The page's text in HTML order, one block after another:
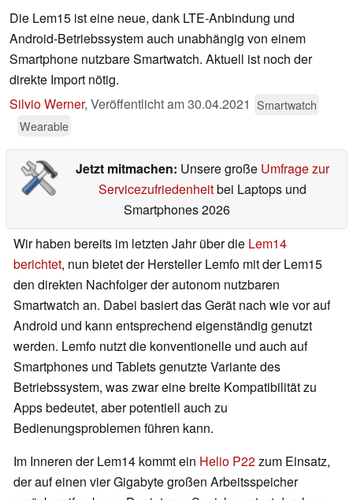
Die Lem15 ist eine neue, dank LTE-Anbindung und
Android-Betriebssystem auch unabhängig von einem
Smartphone nutzbare Smartwatch. Aktuell ist noch der
direkte Import nötig.
Silvio Werner, Veröffentlicht am30.04.2021 Smartwatch
Wearable
Jetzt mitmachen: Unsere große Umfrage zur
Servicezufriedenheitbei Laptops und
Smartphones 2026
Wir haben bereits im letzten Jahr über die Lem14
berichtet, nun bietet der Hersteller Lemfo mit der Lem15
den direkten Nachfolger der autonom nutzbaren
Smartwatch an. Dabei basiert das Gerät nach wie vor auf
Android und kann entsprechend eigenständig genutzt
werden. Lemfo nutzt die konventionelle und auch auf
Smartphones und Tablets genutzte Variante des
Betriebssystem, was zwar eine breite Kompatibilität zu
Apps bedeutet, aber potentiell auch zu
Bedienungsproblemen führen kann.
Im Inneren der Lem14 kommt ein Helio P22zum Einsatz,
der auf einen vier Gigabyte großen Arbeitsspeicher